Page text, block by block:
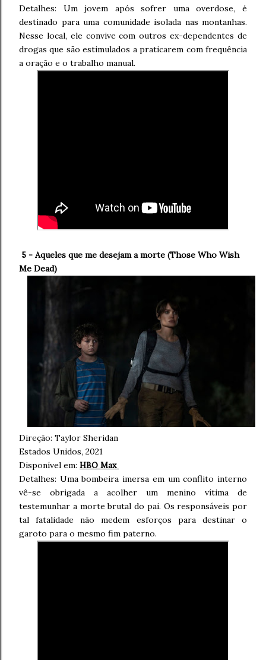
Detalhes: Um jovem após sofrer uma overdose, é
destinado para uma comunidade isolada nas montanhas.
Nesse local, ele convive com outros ex-dependentes de
drogas que são estimulados a praticarem com frequência
a oração e o trabalho manual.
5 - Aqueles que me desejam a morte (Those Who Wish
Me Dead)
Direção: Taylor Sheridan
Estados Unidos, 2021
Disponível em: HBO Max
Detalhes: Uma bombeira imersa em um conflito interno
vê-se obrigada a acolher um menino vítima de
testemunhar a morte brutal do pai. Os responsáveis por
tal fatalidade não medem esforços para destinar o
garoto para o mesmo fim paterno.